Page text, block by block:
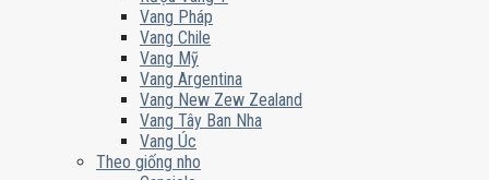
Vang Pháp
Vang Chile
Vang Mỹ
Vang Argentina
Vang New Zew Zealand
Vang Tây Ban Nha
Vang Úc
Theo giống nho